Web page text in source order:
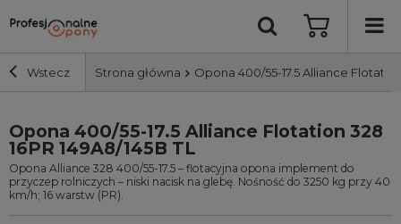
Wstecz Strona główna Opona 400/55-17.5 Alliance Flotation
Szerokość i profil
Średnica
Opona 400/55-17.5 Alliance Flotation 328
16PR 149A8/145B TL
Opona Alliance 328 400/55-17.5 – flotacyjna opona implement do
przyczep rolniczych – niski nacisk na glebę. Nośność do 3250 kg przy 40
km/h; 16 warstw (PR).